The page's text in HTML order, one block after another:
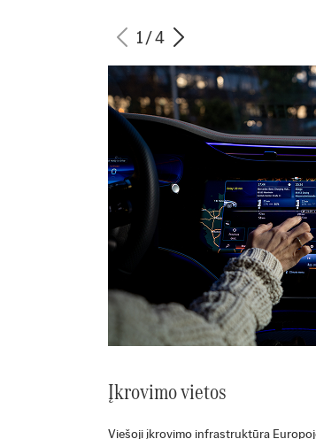
1/4
Įkrovimo vietos
Viešoji įkrovimo infrastruktūra